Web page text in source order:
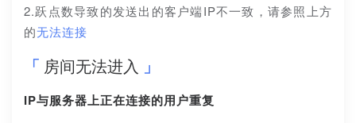
2.跃点数导致的发送出的客户端IP不一致，请参照上方
的无法连接
房间无法进入
IP与服务器上正在连接的用户重复